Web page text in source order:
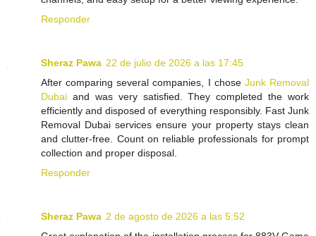
Responder
Sheraz Pawa 22 de julio de 2026 a las 17:45
After comparing several companies, I chose Junk Removal
Dubai and was very satisfied. They completed the work
efficiently and disposed of everything responsibly. Fast Junk
Removal Dubai services ensure your property stays clean
and clutter-free. Count on reliable professionals for prompt
collection and proper disposal.
Responder
Sheraz Pawa 2 de agosto de 2026 a las 5:52